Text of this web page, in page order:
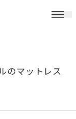
のマットレス